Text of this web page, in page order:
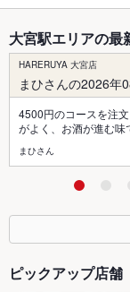
大宮駅エリアの最
HARERUYA 大宮店
まひさんの2026年
4500円のコースを注
がよく、お酒が進む
まひさん
ピックアップ店舗